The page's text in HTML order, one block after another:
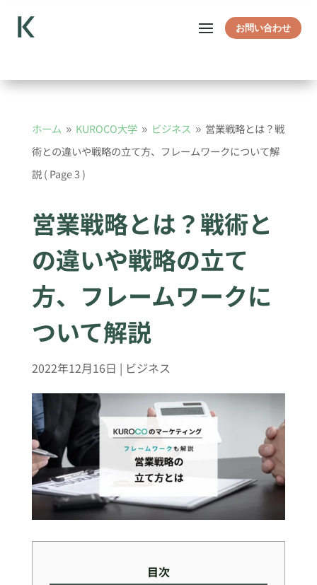
お問い合わせ
ホーム 9 KUROCO大学 9 ビジネス 9 営業戦略とは？戦
術との違いや戦略の立て方、フレームワークについて解
説( Page 3 )
営業戦略とは？戦術と
の違いや戦略の立て
方、フレームワークに
ついて解説
2022年12月16日 | ビジネス
目次